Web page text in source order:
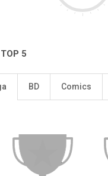
5
BD Comics